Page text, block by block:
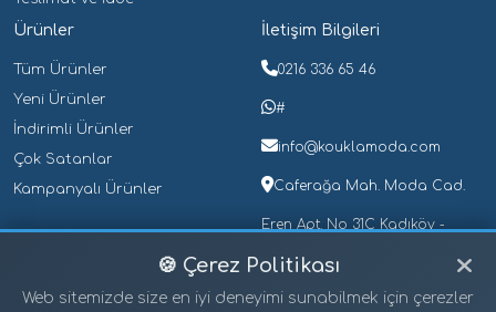
Kalem Kutuları
Çelik Kalem Kutuları
Plastik Kalem Kutuları
Güllü Kalemler(0)
Tükenmez Kalemler(0)
Ürünler
Tüm Ürünler
Yeni Ürünler
İndirimli Ürünler
Çok Satanlar
Kampanyalı Ürünler
İletişim Bilgileri
0216 336 65 46
#
info@kouklamoda.com
Caferağa Mah. Moda Cad.
Eren Apt. No 31C Kadıköy -
🍪 Çerez Politikası
Web sitemizde size en iyi deneyimi sunabilmek için çerezler